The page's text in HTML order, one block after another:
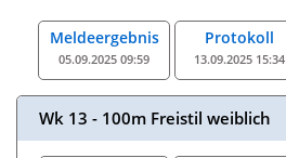
Meldeergebnis
05.09.2025 09:59
Protokoll
13.09.2025 15:34
Wk 13 - 100m Freistil weiblich